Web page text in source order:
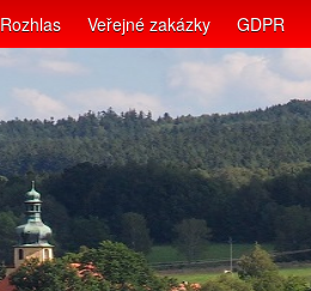
Rozhlas Veřejné zakázky GDPR